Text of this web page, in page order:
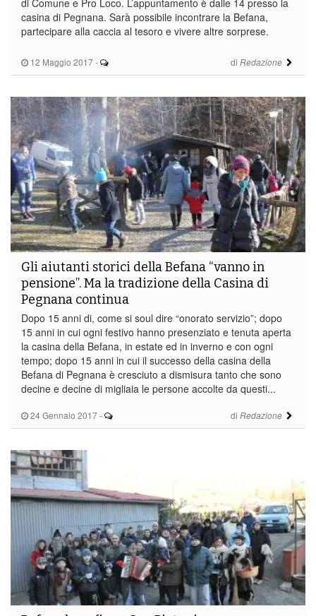
12 Maggio 2017 - di Redazione
casina di Pegnana. Sarà possibile incontrare la Befana,
partecipare alla caccia al tesoro e vivere altre sorprese.
24 Gennaio 2017 - di Redazione
Gli aiutanti storici della Befana “vanno in
pensione”. Ma la tradizione della Casina di
Pegnana continua
Dopo 15 anni di, come si soul dire “onorato servizio”; dopo
15 anni in cui ogni festivo hanno presenziato e tenuta aperta
la casina della Befana, in estate ed in inverno e con ogni
tempo; dopo 15 anni in cui il successo della casina della
Befana di Pegnana è cresciuto a dismisura tanto che sono
decine e decine di migliaia le persone accolte da questi...